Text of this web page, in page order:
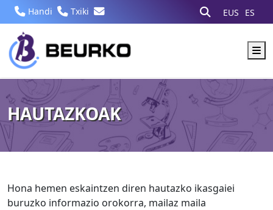
Handi Txiki EUS ES
HAUTAZKOAK
Hona hemen eskaintzen diren hautazko ikasgaiei
buruzko informazio orokorra, mailaz maila